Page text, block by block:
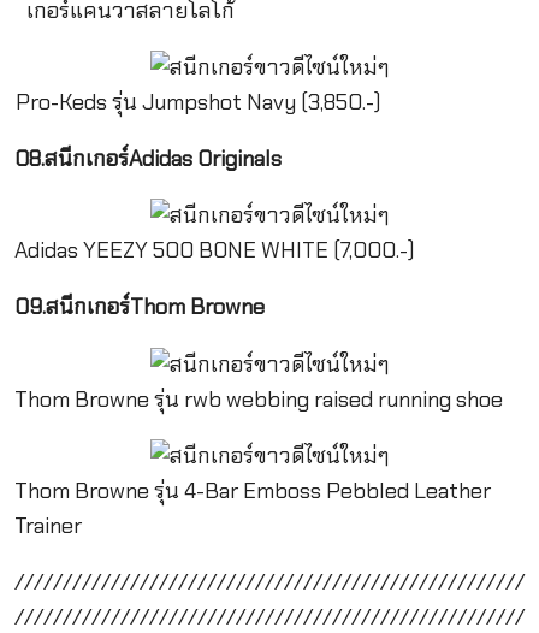
เกอร์แคนวาสลายโลโก้
Pro-Keds รุ่น Jumpshot Navy (3,850.-)
08.สนีกเกอร์Adidas Originals
Adidas YEEZY 500 BONE WHITE (7,000.-)
09.สนีกเกอร์Thom Browne
Thom Browne รุ่น rwb webbing raised running shoe
Thom Browne รุ่น 4-Bar Emboss Pebbled Leather
Trainer
/////////////////////////////////////////////////////
/////////////////////////////////////////////////////